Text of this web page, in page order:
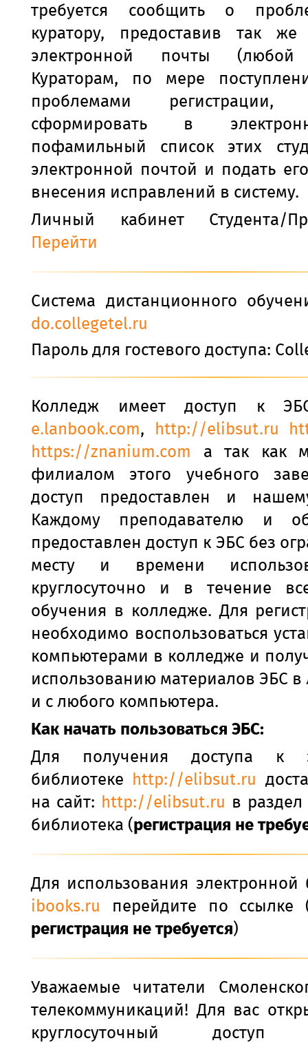
требуется сообщить о
куратору, предоставив так
электронной почты (любой
Кураторам, по мере
проблемами регистрации,
сформировать в
пофамильный список этих
электронной почтой и подать
внесения исправлений в систему.
Личный кабинет Студента/
Перейти
Система дистанционного
do.collegetel.ru
Пароль для гостевого доступа:
Колледж имеет доступ к
e.lanbook.com, http://elibsut.ru
https://znanium.com а так как
филиалом этого учебного
доступ предоставлен и
Каждому преподавателю и
предоставлен доступ к ЭБС без
месту и времени
круглосуточно и в течение
обучения в колледже. Для
необходимо воспользоваться
компьютерами в колледже и
использованию материалов ЭБС
и с любого компьютера.
Как начать пользоваться ЭБС:
Для получения доступа к
библиотеке http://elibsut.ru
на сайт: http://elibsut.ru в раздел
библиотека (регистрация не
Для использования электронной
ibooks.ru перейдите по ссылке
регистрация не требуется)
Уважаемые читатели
телекоммуникаций! Для вас
круглосуточный